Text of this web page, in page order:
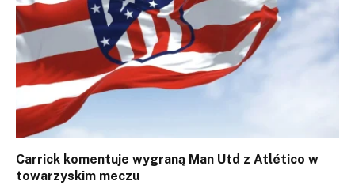
Carrick komentuje wygraną Man Utd z Atlético w
towarzyskim meczu